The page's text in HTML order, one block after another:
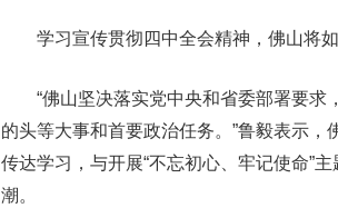
学习宣传贯彻四中全会精神，佛山将如
“佛山坚决落实党中央和省委部署要求
的头等大事和首要政治任务。”鲁毅表示
传达学习，与开展“不忘初心、牢记使命”
潮。